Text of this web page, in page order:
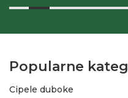
Popularne
Cipele duboke